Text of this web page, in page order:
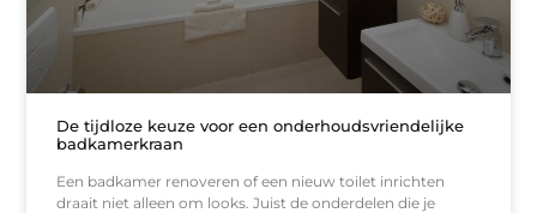
De tijdloze keuze voor een onderhoudsvriendelijke
badkamerkraan
Een badkamer renoveren of een nieuw toilet inrichten
draait niet alleen om looks. Juist de onderdelen die je